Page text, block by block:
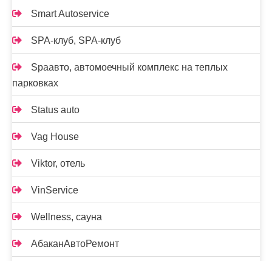
Smart Autoservice
SPA-клуб, SPA-клуб
Spaавто, автомоечный комплекс на теплых
парковках
Status auto
Vag House
Viktor, отель
VinService
Wellness, сауна
АбаканАвтоРемонт